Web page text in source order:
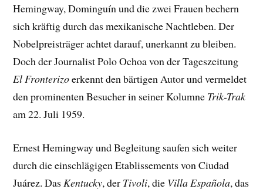
Hemingway, Dominguín und die zwei Frauen bechern
sich kräftig durch das mexikanische Nachtleben. Der
Nobelpreisträger achtet darauf, unerkannt zu bleiben.
Doch der Journalist Polo Ochoa von der Tageszeitung
El Fronterizoerkennt den bärtigen Autor und vermeldet
den prominenten Besucher in seiner Kolumne Trik-Trak
am 22. Juli 1959.
Ernest Hemingway und Begleitung saufen sich weiter
durch die einschlägigen Etablissements von Ciudad
Juárez. Das Kentucky, der Tivoli, die Villa Española, das